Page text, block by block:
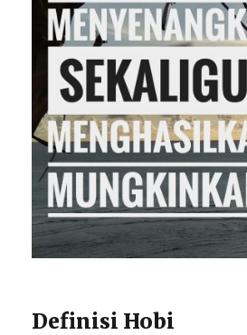
Definisi Hobi